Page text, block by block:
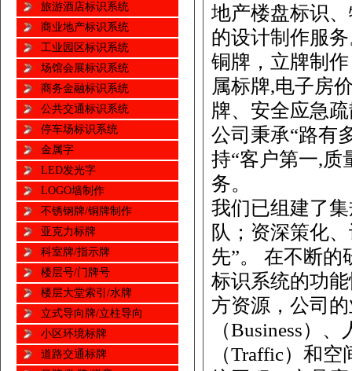
旅游酒店标识系统
商业地产标识系统
工业园区标识系统
场馆会展标识系统
商务金融标识系统
公共交通标识系统
停车场标识系统
金属字
LED发光字
LOGO墙制作
不锈钢牌/铜牌制作
亚克力标牌
科室牌/指示牌
楼层号/门牌号
楼层大堂索引/水牌
立式导向牌/立柱导向
小区环境标牌
道路交通标牌
地产楼盘标识
的设计制作服
铜牌，立牌制
属标牌,电子房
牌、安全应急
公司秉承“路有
持“客户第一,质
务。
我们已组建了
队；资深策化
先”。 在不断
标识系统的功
方资源，公司
（Business）
（Traffic）和